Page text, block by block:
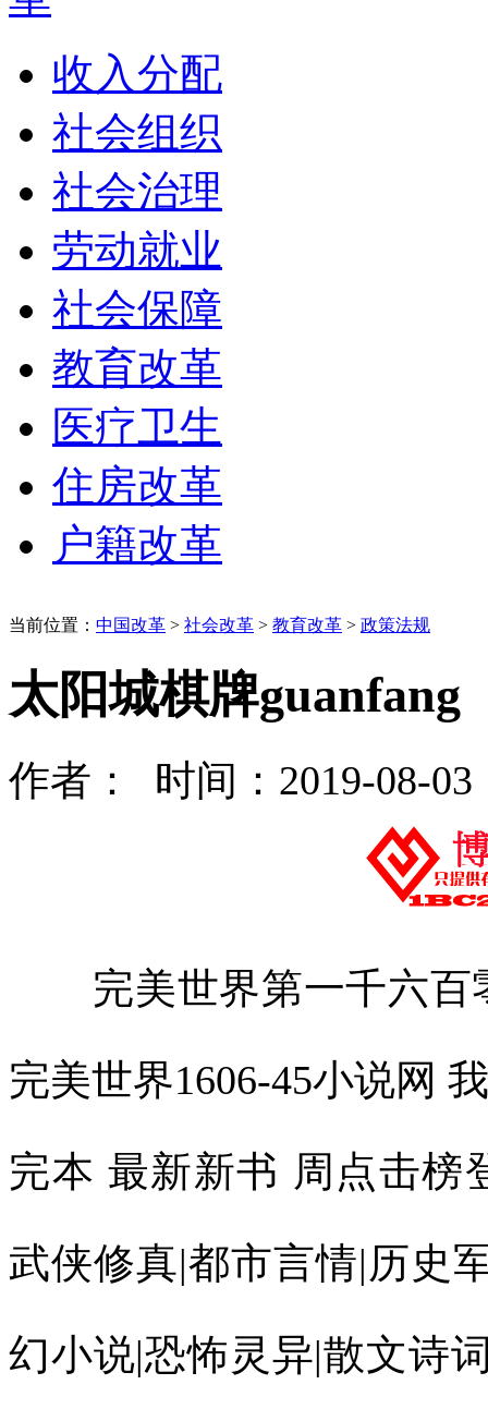
收入分配
社会组织
社会治理
劳动就业
社会保障
教育改革
医疗卫生
住房改革
户籍改革
当前位置： 中国改革 > 社会改革 > 教育改革 > 政策法规
太阳城棋牌guanfang
作者： 时间：2019-08-03
完美世界第一千六百
完美世界1606-45小说网
完本 最新新书 周点击榜
武侠修真|都市言情|历史
幻小说|恐怖灵异|散文诗